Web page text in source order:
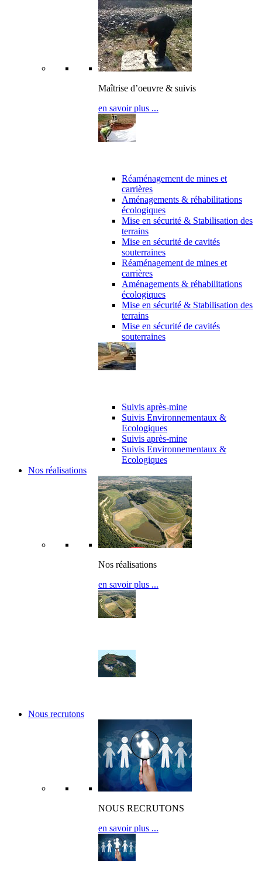
Maîtrise d’oeuvre & suivis
en savoir plus ...
Réaménagement de mines et
carrières
Aménagements & réhabilitations
écologiques
Mise en sécurité & Stabilisation des
terrains
Mise en sécurité de cavités
souterraines
Réaménagement de mines et
carrières
Aménagements & réhabilitations
écologiques
Mise en sécurité & Stabilisation des
terrains
Mise en sécurité de cavités
souterraines
Suivis après-mine
Suivis Environnementaux &
Ecologiques
Suivis après-mine
Suivis Environnementaux &
Ecologiques
Nos réalisations
Nos réalisations
en savoir plus ...
Nous recrutons
NOUS RECRUTONS
en savoir plus ...